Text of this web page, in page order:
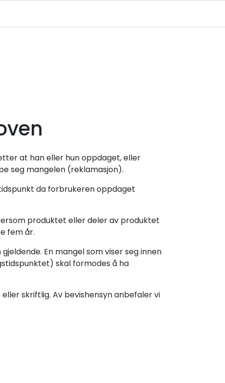
at han eller hun oppdaget, eller
seg mangelen (reklamasjon).
da forbrukeren oppdaget
produktet eller deler av produktet
fem år.
En mangel som viser seg innen
skal formodes å ha
skriftlig. Av bevishensyn anbefaler vi